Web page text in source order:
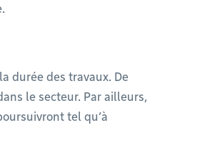
durée des travaux. De
le secteur. Par ailleurs,
tel qu’à